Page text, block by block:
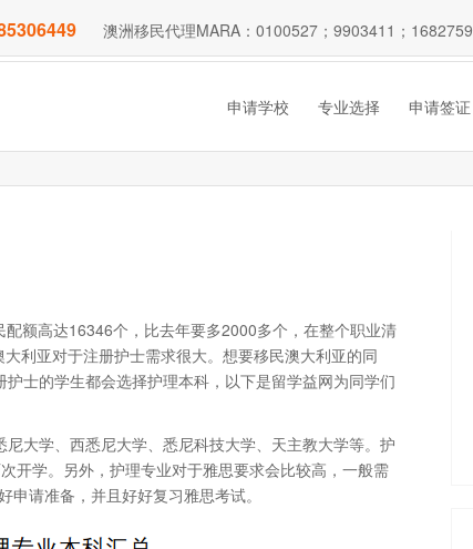
澳洲移民代理MARA：0100527；9903411；1682759
申请学校 专业选择 申请签证
额高达16346个，比去年要多2000多个，在整个职业清
利亚对于注册护士需求很大。想要移民澳大利亚的同
士的学生都会选择护理本科，以下是留学益网为同学们
大学、西悉尼大学、悉尼科技大学、天主教大学等。护
开学。另外，护理专业对于雅思要求会比较高，一般需
请准备，并且好好复习雅思考试。